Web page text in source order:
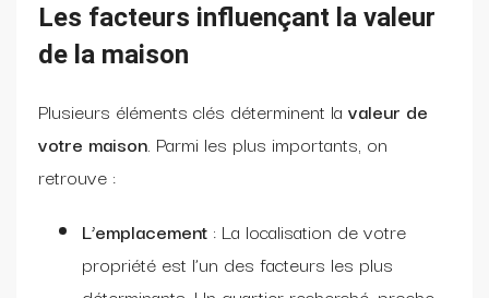
Les facteurs influençant la valeur
de la maison
Plusieurs éléments clés déterminent la valeur de
votre maison. Parmi les plus importants, on
retrouve :
L’emplacement : La localisation de votre
propriété est l’un des facteurs les plus